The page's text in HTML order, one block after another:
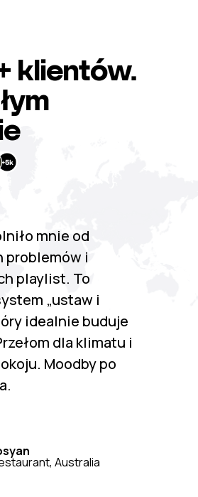
mnie od
problemów i
playlist. To
„ustaw i
idealnie buduje
dla klimatu i
Moodby po
Australia
klientów.